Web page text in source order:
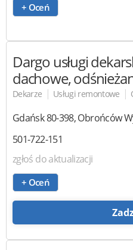
+ Oceń
Dargo usługi
dachowe,
Dekarze | Usługi remontowe |
Gdańsk80-398,Obrońców
501-722-151
zgłoś do aktualizacji
+ Oceń